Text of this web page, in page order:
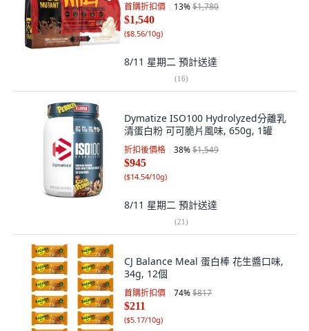
首購折扣價 13%$1,780
$1,540
($8.56/10g)
8/11 星期二 預計送達
(16)
Dymatize ISO100 Hydrolyzed分離乳
清蛋白粉 可可脆片風味, 650g, 1罐
折扣後價格 38%$1,549
$945
($14.54/10g)
8/11 星期二 預計送達
(21)
CJ Balance Meal 蛋白棒 花生醬口味,
34g, 12個
首購折扣價 74%$817
$211
($5.17/10g)